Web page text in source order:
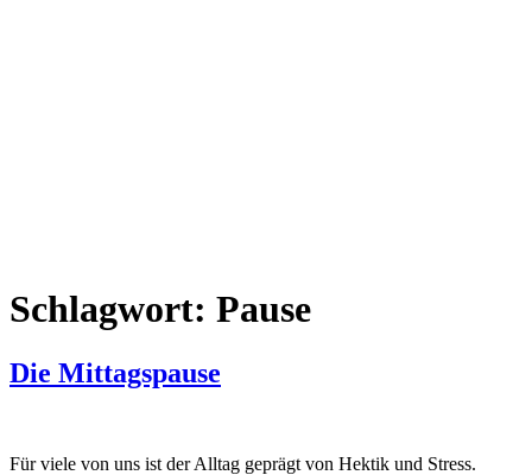
Schlagwort: Pause
Die Mittagspause
Für viele von uns ist der Alltag geprägt von Hektik und Stress.